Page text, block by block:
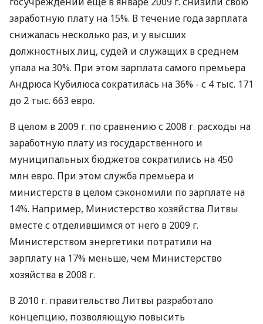
заработную плату на 15%. В течение года зарплата
снижалась несколько раз, и у высших
должностных лиц, судей и служащих в среднем
упала на 30%. При этом зарплата самого премьера
Андрюса Кубилюса сократилась на 36% - с 4 тыс. 171
до 2 тыс. 663 евро.
В целом в 2009 г. по сравнению с 2008 г. расходы на
заработную плату из государственного и
муниципальных бюджетов сократились на 450
млн евро. При этом служба премьера и
министерств в целом сэкономили по зарплате на
14%. Например, Министерство хозяйства Литвы
вместе с отделившимся от него в 2009 г.
Министерством энергетики потратили на
зарплату на 17% меньше, чем Министерство
хозяйства в 2008 г.
В 2010 г. правительство Литвы разработало
концепцию, позволяющую повысить